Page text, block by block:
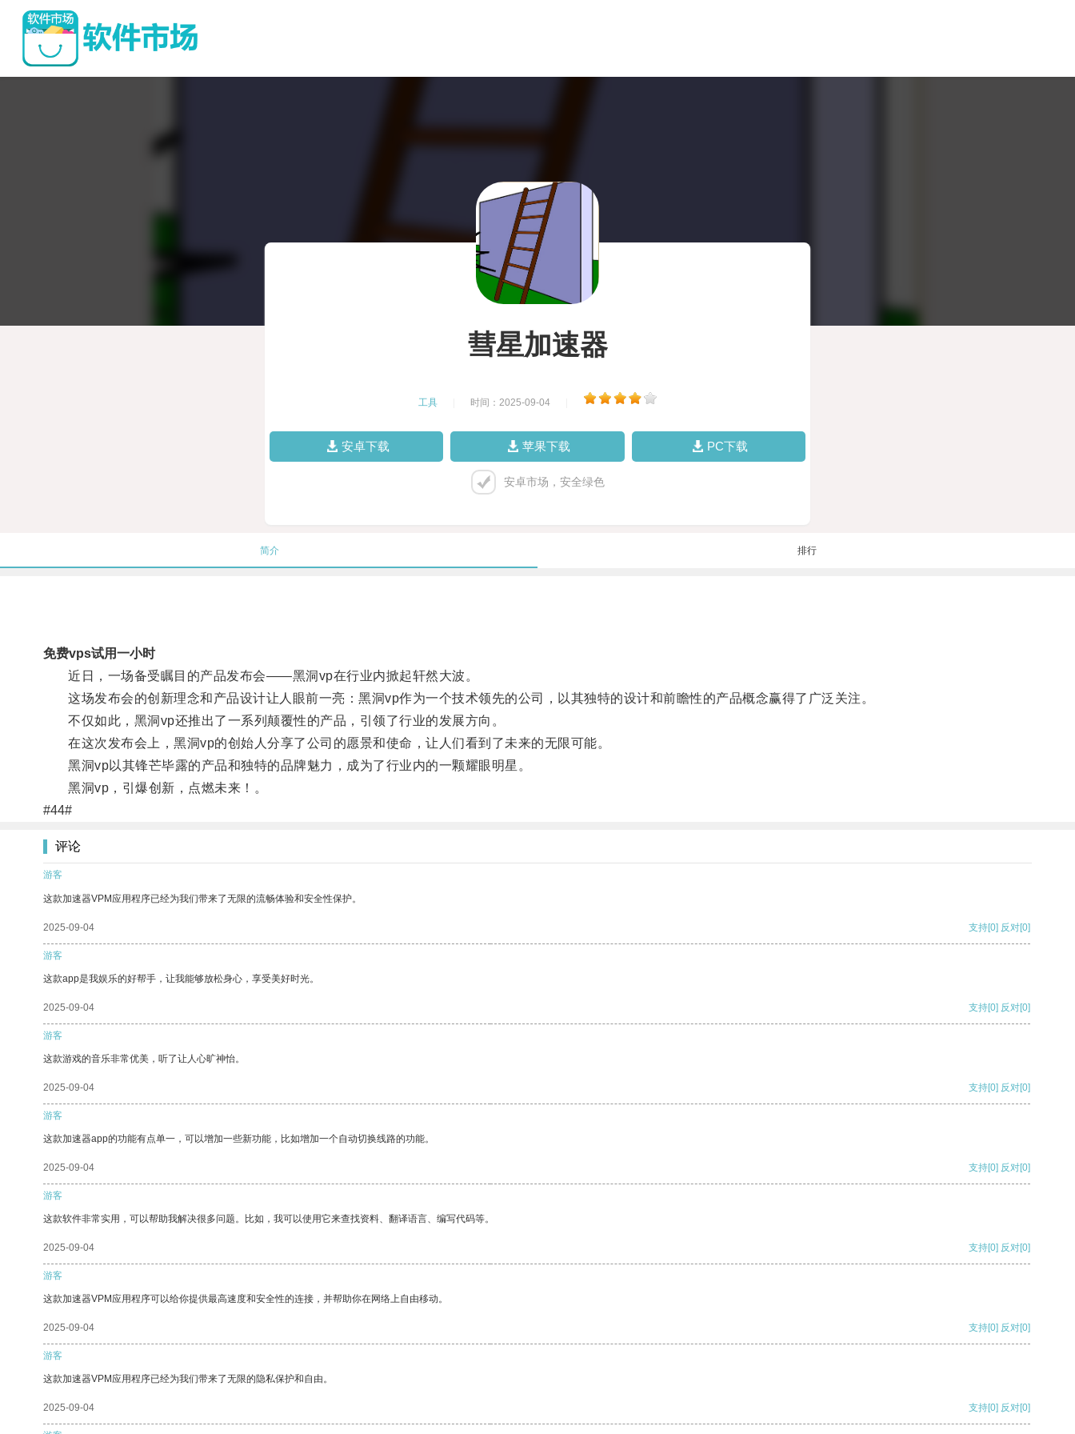
彗星加速器
工具 时间：2025-09-04
安卓下载 苹果下载 PC下载
安卓市场，安全绿色
简介 排行
免费vps试用一小时
近日，一场备受瞩目的产品发布会——黑洞vp在行业内掀起轩然大波。
这场发布会的创新理念和产品设计让人眼前一亮：黑洞vp作为一个技术领先的公司，以其独特的设计和前瞻性的产品概念赢得了广泛关注。
不仅如此，黑洞vp还推出了一系列颠覆性的产品，引领了行业的发展方向。
在这次发布会上，黑洞vp的创始人分享了公司的愿景和使命，让人们看到了未来的无限可能。
黑洞vp以其锋芒毕露的产品和独特的品牌魅力，成为了行业内的一颗耀眼明星。
黑洞vp，引爆创新，点燃未来！。
#44#
评论
游客
这款加速器VPM应用程序已经为我们带来了无限的流畅体验和安全性保护。
2025-09-04 支持[0] 反对[0]
游客
这款app是我娱乐的好帮手，让我能够放松身心，享受美好时光。
2025-09-04 支持[0] 反对[0]
游客
这款游戏的音乐非常优美，听了让人心旷神怡。
2025-09-04 支持[0] 反对[0]
游客
这款加速器app的功能有点单一，可以增加一些新功能，比如增加一个自动切换线路的功能。
2025-09-04 支持[0] 反对[0]
游客
这款软件非常实用，可以帮助我解决很多问题。比如，我可以使用它来查找资料、翻译语言、编写代码等。
2025-09-04 支持[0] 反对[0]
游客
这款加速器VPM应用程序可以给你提供最高速度和安全性的连接，并帮助你在网络上自由移动。
2025-09-04 支持[0] 反对[0]
游客
这款加速器VPM应用程序已经为我们带来了无限的隐私保护和自由。
2025-09-04 支持[0] 反对[0]